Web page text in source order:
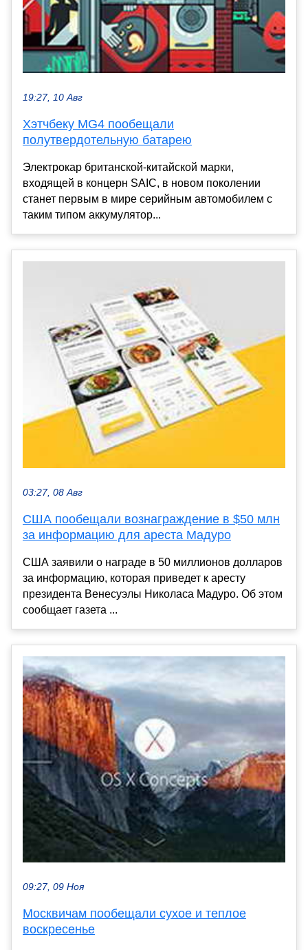
19:27, 10 Авг
Хэтчбеку MG4 пообещали
полутвердотельную батарею
Электрокар британской-китайской марки,
входящей в концерн SAIC, в новом поколении
станет первым в мире серийным автомобилем с
таким типом аккумулятор...
03:27, 08 Авг
США пообещали вознаграждение в $50 млн
за информацию для ареста Мадуро
США заявили о награде в 50 миллионов долларов
за информацию, которая приведет к аресту
президента Венесуэлы Николаса Мадуро. Об этом
сообщает газета ...
09:27, 09 Ноя
Москвичам пообещали сухое и теплое
воскресенье